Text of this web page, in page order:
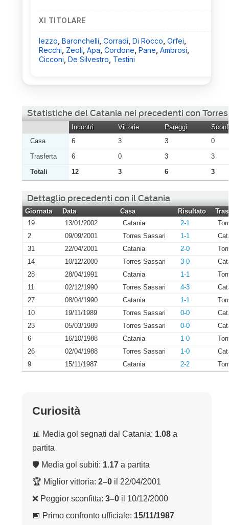
XI TITOLARE
Iezzo Baronchelli Corradi Di Rocco Orfei
Recchi Zeoli Apa Cordone Pane Ambrosi
Cicconi De Silvestro Testini
Statistiche del Catania nei precedenti con
Incontri Vittorie Pareggi
Casa
6 3 3
0
Trasferta
6 0 3
3
Totali
12 3 6 3
Dettaglio precedenti con il Catania
Giornata Data Casa Risultato
19
13/01/2002 Catania 2-1
2
09/09/2001 Torres Sassari 1-1
31
22/04/2001 Catania 2-0
14
10/12/2000 Torres Sassari 3-0
28
28/04/1991 Catania 1-1
11
02/12/1990 Torres Sassari 4-3
27
08/04/1990 Catania 1-1
10
19/11/1989 Torres Sassari 0-0
23
05/03/1989 Torres Sassari 0-0
6
16/10/1988 Catania 1-0
26
02/04/1988 Torres Sassari 1-0
9
15/11/1987 Catania 2-2
Curiosità
📊 Media gol segnati dal Catania: 1.08 a
partita
🛡 Media gol subiti: 1.17 a partita
🏆 Miglior vittoria: 2–0 il 22/04/2001
❌ Peggior sconfitta: 3–0 il 10/12/2000
📅 Primo confronto ufficiale: 15/11/1987